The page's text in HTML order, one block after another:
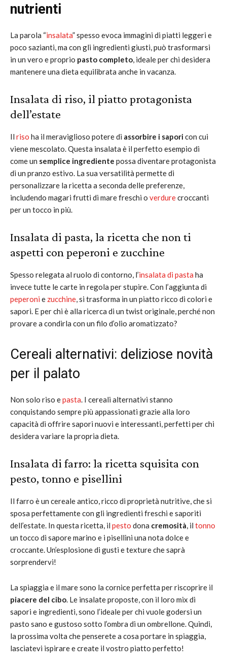
nutrienti
La parola “insalata” spesso evoca immagini di piatti leggeri e
poco sazianti, ma con gli ingredienti giusti, può trasformarsi
in un vero e proprio pasto completo, ideale per chi desidera
mantenere una dieta equilibrata anche in vacanza.
Insalata di riso, il piatto protagonista
dell’estate
Il riso ha il meraviglioso potere di assorbire i saporicon cui
viene mescolato. Questa insalata è il perfetto esempio di
come un semplice ingrediente possa diventare protagonista
di un pranzo estivo. La sua versatilità permette di
personalizzare la ricetta a seconda delle preferenze,
includendo magari frutti di mare freschi o verdurecroccanti
per un tocco in più.
Insalata di pasta, la ricetta che non ti
aspetti con peperoni e zucchine
Spesso relegata al ruolo di contorno, l’insalata di pasta ha
invece tutte le carte in regola per stupire. Con l’aggiunta di
peperoni e zucchine, si trasforma in un piatto ricco di colori e
sapori. E per chi è alla ricerca di un twist originale, perché non
provare a condirla con un filo d’olio aromatizzato?
Cereali alternativi: deliziose novità
per il palato
Non solo riso epasta. I cereali alternativi stanno
conquistando sempre più appassionati grazie alla loro
capacità di offrire sapori nuovi e interessanti, perfetti per chi
desidera variare la propria dieta.
Insalata di farro: la ricetta squisita con
pesto, tonno e pisellini
Il farro è un cereale antico, ricco di proprietà nutritive, che si
sposa perfettamente con gli ingredienti freschi e saporiti
dell’estate. In questa ricetta, il pesto dona cremosità, il tonno
un tocco di sapore marino e i pisellini una nota dolce e
croccante. Un’esplosione di gusti e texture che saprà
sorprendervi!
La spiaggia e il mare sono la cornice perfetta per riscoprire il
piacere del cibo. Le insalate proposte, con il loro mix di
sapori e ingredienti, sono l’ideale per chi vuole godersi un
pasto sano e gustoso sotto l’ombra di un ombrellone. Quindi,
la prossima volta che penserete a cosa portare in spiaggia,
lasciatevi ispirare e create il vostro piatto perfetto!